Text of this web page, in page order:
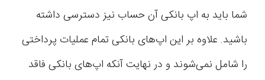
شما باید به اپ بانکی آن حساب نیز دسترسی داشته
باشید. علاوه بر این اپ‌های بانکی تمام عملیات پرداختی
را شامل نمی‌شوند و در نهایت آنکه اپ‌های بانکی فاقد